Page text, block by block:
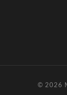
© 2026